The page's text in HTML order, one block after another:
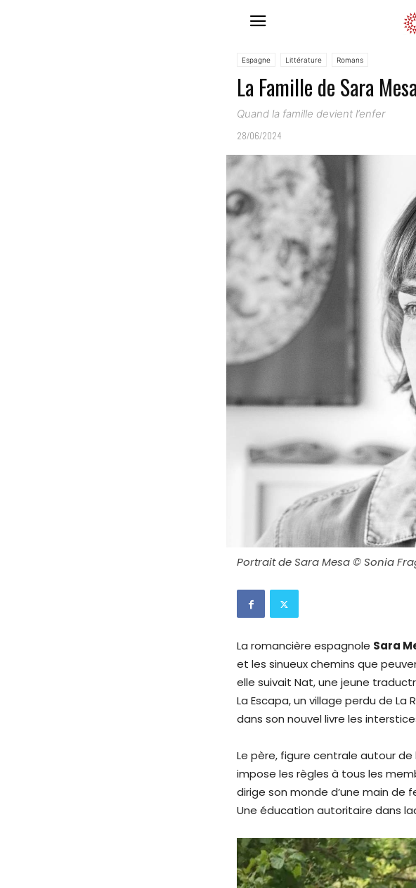
Espagne Littérature Romans
La Famille de Sara
Quand la famille devient l’enfer
28/06/2024
Portrait de Sara Mesa © Sonia
La romancière espagnole Sara
et les sinueux chemins que
elle suivait Nat, une jeune
La Escapa, un village perdu de La
dans son nouvel livre les
Le père, figure centrale autour
impose les règles à tous les
dirige son monde d’une main de
Une éducation autoritaire dans